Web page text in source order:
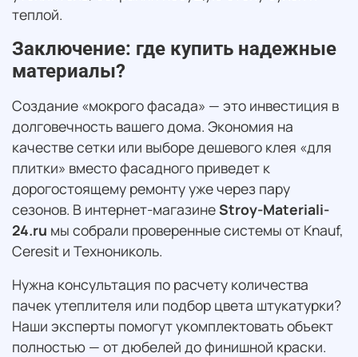
теплой.
Заключение: где купить надежные
материалы?
Создание «мокрого фасада» — это инвестиция в
долговечность вашего дома. Экономия на
качестве сетки или выборе дешевого клея «для
плитки» вместо фасадного приведет к
дорогостоящему ремонту уже через пару
сезонов. В интернет-магазинеStroy-Materiali-
24.ru мы собрали проверенные системы от Knauf,
Ceresit и Технониколь.
Нужна консультация по расчету количества
пачек утеплителя или подбор цвета штукатурки?
Наши эксперты помогут укомплектовать объект
полностью — от дюбелей до финишной краски.